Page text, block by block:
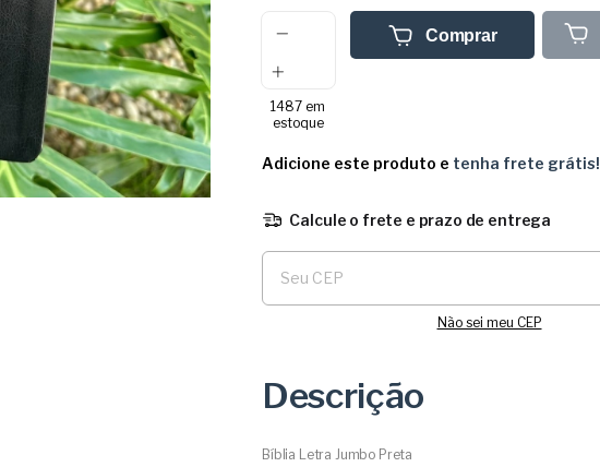
1487 em
estoque
Comprar
Adicione este produto e tenha frete grátis!
Calcule o frete e prazo de entrega
Entregas para o CEP:
Não sei meu CEP
Descrição
Bíblia Letra Jumbo Preta